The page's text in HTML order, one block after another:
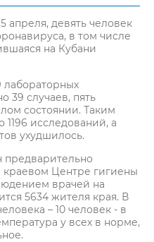
апреля, девять человек
в том числе
на Кубани
лабораторных
39 случаев, пять
состоянии. Таким
1196 исследований, а
ухудшилось.
предварительно
краевом Центре гигиены
врачей на
5634 жителя края. В
– 10 человек - в
у всех в норме,